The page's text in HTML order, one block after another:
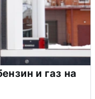
и газ на